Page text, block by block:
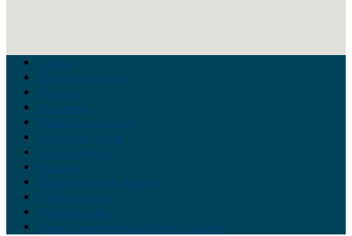
Главная
Война на Украине
Новости
Аналитика
Тайны Геополитики
Российские элиты
Теория заговора
Украина
Новый Мировой Порядок
Тайны истории
Обратная связь
Правила комментирования материалов